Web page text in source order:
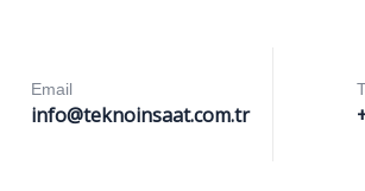
Email
info@teknoinsaat.com.tr